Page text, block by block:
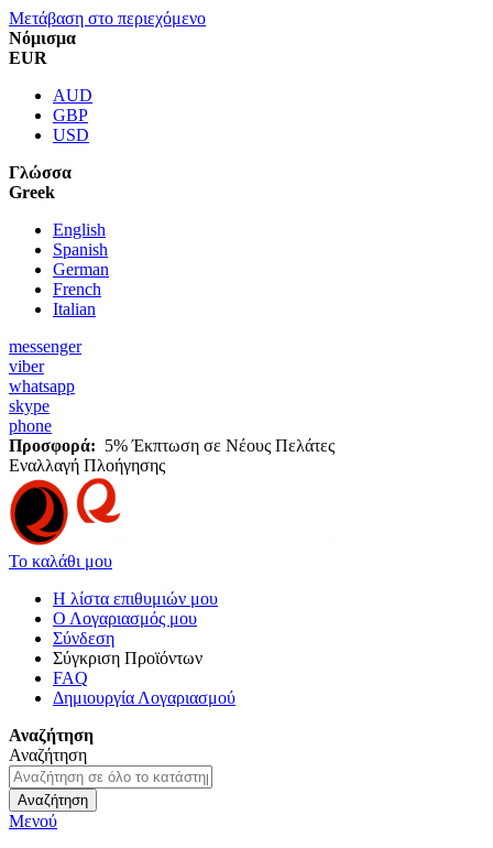
Μετάβαση στο περιεχόμενο
Νόμισμα
EUR
AUD
GBP
USD
Γλώσσα
Greek
English
Spanish
German
French
Italian
messenger
viber
whatsapp
skype
phone
Προσφορά: 5% Έκπτωση σε Νέους Πελάτες
Εναλλαγή Πλοήγησης
Το καλάθι μου
Η λίστα επιθυμιών μου
Ο Λογαριασμός μου
Σύνδεση
Σύγκριση Προϊόντων
FAQ
Δημιουργία Λογαριασμού
Αναζήτηση
Αναζήτηση
Αναζήτηση
Μενού